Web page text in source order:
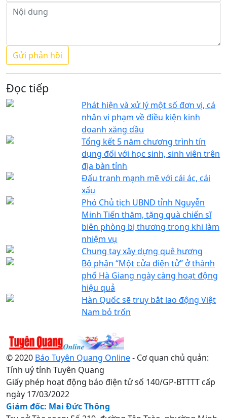
Đọc tiếp
Phát hiện và xử lý một số đơn vị, cá
nhân vi phạm về điều kiện kinh
doanh xăng dầu
Tổng kết 5 năm chương trình tín
dụng đối với học sinh, sinh viên trên
địa bàn tỉnh
Đấu tranh mạnh mẽ với cái ác, cái
xấu
Phó Chủ tịch UBND tỉnh Nguyễn
Minh Tiến thăm, tặng quà chiến sĩ
biên phòng bị thương trong khi làm
nhiệm vụ
Chung tay xây dựng quê hương
Bộ phận “Một cửa điện tử” ở thành
phố Hà Giang ngày càng hoạt động
hiệu quả
Hàn Quốc sẽ truy bắt lao động Việt
Nam bỏ trốn
© 2020 Báo Tuyên Quang Online- Cơ quan chủ quản:
Tỉnh uỷ tỉnh Tuyên Quang
Giấy phép hoạt động báo điện tử số 140/GP-BTTTT cấp
ngày 17/03/2022
Giám đốc: Mai Đức Thông